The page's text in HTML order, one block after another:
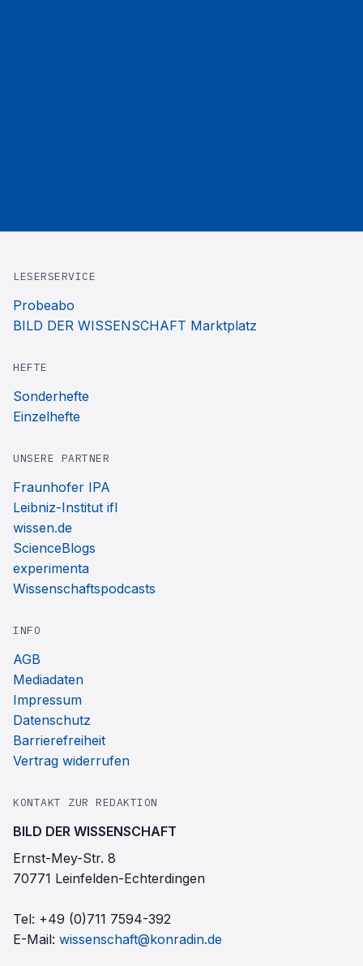
LESERSERVICE
Probeabo
BILD DER WISSENSCHAFT Marktplatz
HEFTE
Sonderhefte
Einzelhefte
UNSERE PARTNER
Fraunhofer IPA
Leibniz-Institut ifl
wissen.de
ScienceBlogs
experimenta
Wissenschaftspodcasts
INFO
AGB
Mediadaten
Impressum
Datenschutz
Barrierefreiheit
Vertrag widerrufen
KONTAKT ZUR REDAKTION
BILD DER WISSENSCHAFT
Ernst-Mey-Str. 8
70771 Leinfelden-Echterdingen
Tel: +49 (0)711 7594-392
E-Mail: wissenschaft@konradin.de